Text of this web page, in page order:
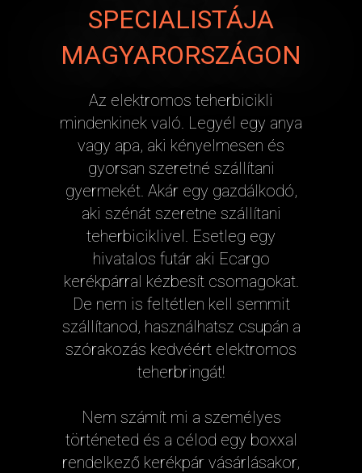
SPECIALISTÁJA
MAGYARORSZÁGON
Az elektromos teherbicikli
mindenkinek való. Legyél egy anya
vagy apa, aki kényelmesen és
gyorsan szeretné szállítani
gyermekét. Akár egy gazdálkodó,
aki szénát szeretne szállítani
teherbiciklivel. Esetleg egy
hivatalos futár aki Ecargo
kerékpárral kézbesít csomagokat.
De nem is feltétlen kell semmit
szállítanod, használhatsz csupán a
szórakozás kedvéért elektromos
teherbringát!
Nem számít mi a személyes
történeted és a célod egy boxxal
rendelkező kerékpár vásárlásakor,